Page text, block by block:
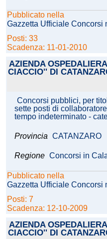
Pubblicato nella
Gazzetta Ufficiale Concorsi
Posti: 33
Scadenza: 11-01-2010
AZIENDA
CIACCIO'' DI
Concorsi pubblici, per
sette posti di
tempo indeterminato -
Provincia CATANZARO
Regione Concorsi in
Pubblicato nella
Gazzetta Ufficiale Concorsi
Posti: 7
Scadenza: 12-10-2009
AZIENDA
CIACCIO'' DI